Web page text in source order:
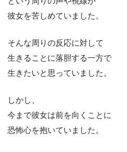
彼女を苦しめていました。
そんな周りの反応に対して
生きることに落胆する一方で
生きたいと思っていました。
しかし、
今まで彼女は前を向くことに
恐怖心を抱いていました。